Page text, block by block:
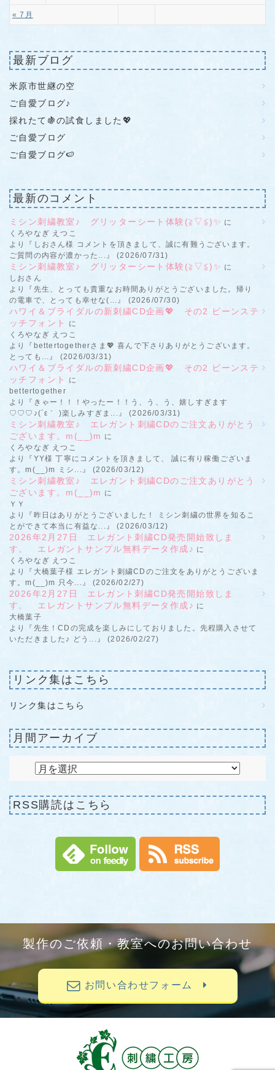
« 7月
最新ブログ
米原市世継の空
ご自愛ブログ♪
採れたて🍇の試食しました💖
ご自愛ブログ
ご自愛ブログ🍉
最新のコメント
ミシン刺繍教室♪ グリッターシート体験(≧▽≦)✨ に
くろやなぎ えつこ
より『しおさん様 コメントを頂きまして、誠に有難うございます。
ご質問の内容が濃かった...』 (2026/07/31)
ミシン刺繍教室♪ グリッターシート体験(≧▽≦)✨ に
しおさん
より『先生、とっても貴重なお時間ありがとうございました。帰り
の電車で、とっても幸せな(...』 (2026/07/30)
ハワイ＆ブライダルの新刺繍CD企画💖 その2 ビーンステ
ッチフォント
に
くろやなぎ えつこ
より『bettertogetherさま💖 喜んで下さりありがとうございます。
とっても...』 (2026/03/31)
ハワイ＆ブライダルの新刺繍CD企画💖 その2 ビーンステ
ッチフォント
に
bettertogether
より『きゃー！！！やったー！！う、う、う、嬉しすぎます
♡♡♡♪(´ε｀ )楽しみすぎま...』 (2026/03/31)
ミシン刺繍教室♪ エレガント刺繍CDのご注文ありがとう
ございます。m(__)m に
くろやなぎ えつこ
より『YY様 丁寧にコメントを頂きまして、 誠に有り稼働ございま
す。m(__)m ミシ...』 (2026/03/12)
ミシン刺繍教室♪ エレガント刺繍CDのご注文ありがとう
ございます。m(__)m に
ＹＹ
より『昨日はありがとうございました！ ミシン刺繍の世界を知るこ
とができて本当に有益な...』 (2026/03/12)
2026年2月27日 エレガント刺繍CD発売開始致しま
す。 エレガントサンプル無料データ作成♪ に
くろやなぎ えつこ
より『大橋葉子様 エレガント刺繍CDのご注文をありがとうございま
す。m(__)m 只今...』 (2026/02/27)
2026年2月27日 エレガント刺繍CD発売開始致しま
す。 エレガントサンプル無料データ作成♪ に
大橋葉子
より『先生！CDの完成を楽しみにしておりました。先程購入させて
いただきました♪ どう...』 (2026/02/27)
リンク集はこちら
リンク集はこちら
月間アーカイブ
RSS購読はこちら
製作のご依頼・教室へのお問い合わせ
お問い合わせフォーム